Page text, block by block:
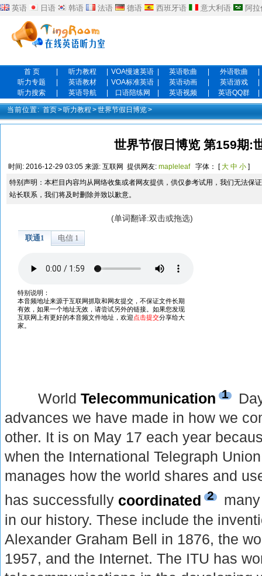
英语 日语 韩语 法语 德语 西班牙语 意大利语 阿
首 页 听力教程 VOA慢速英语 英语歌曲 外语歌曲
听力专题
英语教材 VOA标准英语 英语动画 英语游戏
听力搜索
英语导航 口语陪练网 英语视频 英语QQ群
当前位置: 首页>听力教程 >世界节假日博览>
世界节假日博览 第159期:
时间: 2016-12-29 03:05 来源: 互联网 提供网友: mapleleaf 字体： [大 中 小 ]
特别声明：本栏目内容均从网络收集或者网友提供，供仅参考试用，我们无法保
站长联系，我们将及时删除并致以歉意。
(单词翻译:双击或拖选)
WorldTelecommunication 1
advances we have made in how we
other. It is on May 17 each year
when the International Telegraph
manages how the world shares and
has successfully coordinated 2
in our history. These include the
Alexander Graham Bell in 1876, the
1957, and the Internet. The ITU has